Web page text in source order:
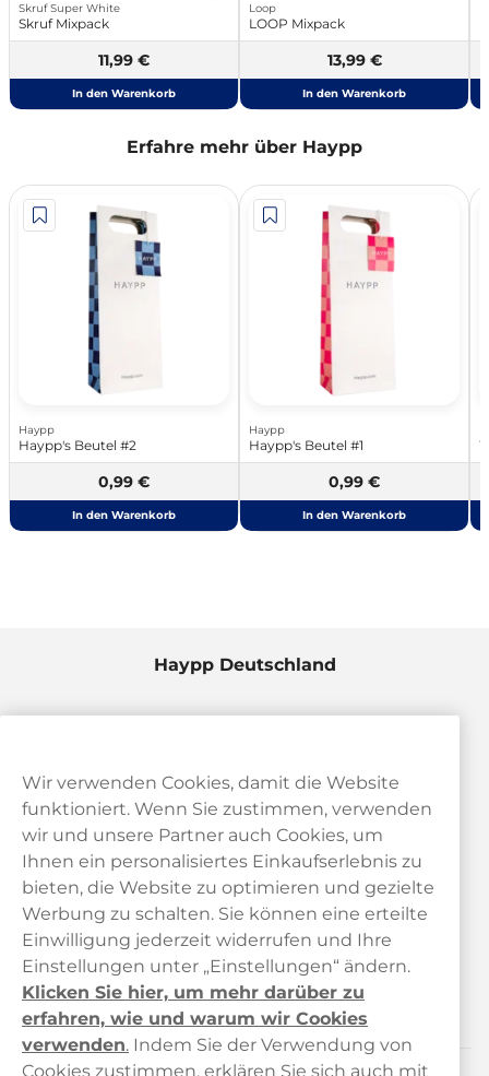
Skruf Super White
Skruf Mixpack
11,99 €
In den Warenkorb
Loop
LOOP Mixpack
13,99 €
In den Warenkorb
Erfahre mehr über Haypp
Haypp
Haypp's Beutel #2
0,99 €
In den Warenkorb
Haypp
Haypp's Beutel #1
0,99 €
In den Warenkorb
Haypp Deutschland
Kundendienst
Links
Über uns
Wir verwenden Cookies, damit die Website
funktioniert. Wenn Sie zustimmen, verwenden
wir und unsere Partner auch Cookies, um
Ihnen ein personalisiertes Einkaufserlebnis zu
bieten, die Website zu optimieren und gezielte
Werbung zu schalten. Sie können eine erteilte
Einwilligung jederzeit widerrufen und Ihre
Einstellungen unter „Einstellungen“ ändern.
Klicken Sie hier, um mehr darüber zu
erfahren, wie und warum wir Cookies
verwenden. Indem Sie der Verwendung von
Cookies zustimmen, erklären Sie sich auch mit